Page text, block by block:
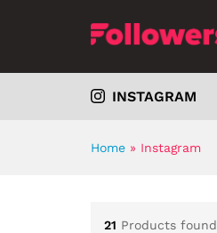
INSTAGRAM
Home » Instagram
21 Products found